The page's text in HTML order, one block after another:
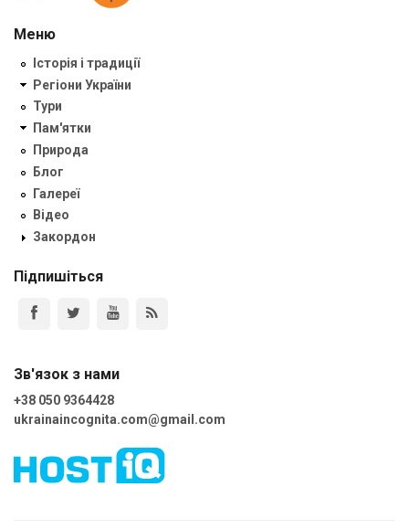
Меню
Історія і традиції
Регіони України
Тури
Пам'ятки
Природа
Блог
Галереї
Відео
Закордон
Підпишіться
Зв'язок з нами
+38 050 9364428
ukrainaincognita.com@gmail.com